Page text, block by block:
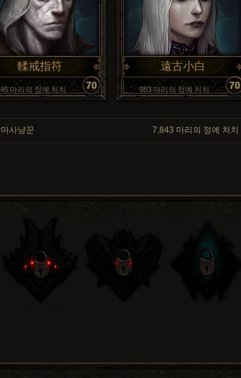
輮戒指符
마리의 정예 처치 70
遠古小白
983 마리의 정예 처치 70
사냥꾼 7,843 마리의 정예 처치